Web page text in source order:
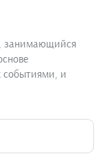
занимающийся
событиями, и